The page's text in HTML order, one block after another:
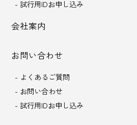
- 試行用IDお申し込み
会社案内
お問い合わせ
- よくあるご質問
- お問い合わせ
- 試行用IDお申し込み